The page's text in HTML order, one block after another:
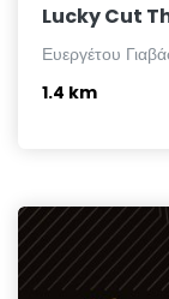
Lucky Cut
Ευεργέτου
1.4 km